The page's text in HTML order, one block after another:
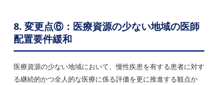
8. 変更点⑥：医療資源の少ない地域の医師
配置要件緩和
医療資源の少ない地域において、慢性疾患を有する患者に対す
る継続的かつ全人的な医療に係る評価を更に推進する観点か